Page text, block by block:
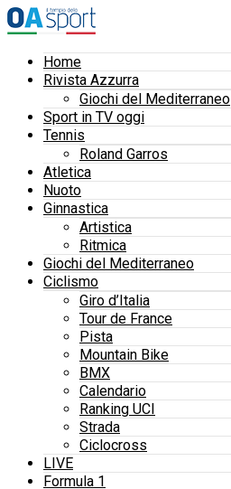
Home
Rivista Azzurra
Giochi del Mediterraneo
Sport in TV oggi
Tennis
Roland Garros
Atletica
Nuoto
Ginnastica
Artistica
Ritmica
Giochi del Mediterraneo
Ciclismo
Giro d’Italia
Tour de France
Pista
Mountain Bike
BMX
Calendario
Ranking UCI
Strada
Ciclocross
LIVE
Formula 1